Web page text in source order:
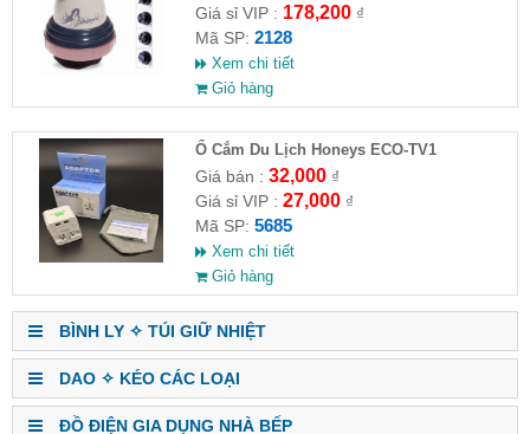
Giá sỉ VIP : 178,200₫
Mã SP: 2128
Xem chi tiết
Giỏ hàng
Ổ Cắm Du Lịch Honeys ECO-TV1
Giá bán : 32,000₫
Giá sỉ VIP : 27,000₫
Mã SP: 5685
Xem chi tiết
Giỏ hàng
BÌNH LY ✧ TÚI GIỮ NHIỆT
DAO ✧ KÉO CÁC LOẠI
ĐỒ ĐIỆN GIA DỤNG NHÀ BẾP